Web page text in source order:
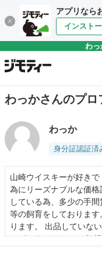
アプリなら
インスト
わっ
わっかさんのプロ
わっか
身分証認証済
山崎ウイスキーが好き
為にリーズナブルな価
している為、多少の手
等の飼育をしておりま
ります。 出品していな
ございましたら、 お気